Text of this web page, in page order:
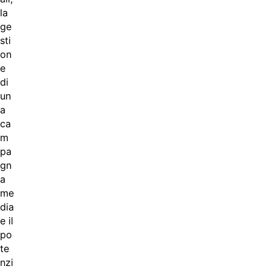
la
ge
sti
on
e
di
un
a
ca
m
pa
gn
a
me
dia
e il
po
te
nzi